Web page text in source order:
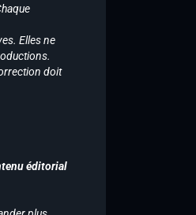
Elles ne
doit
éditorial